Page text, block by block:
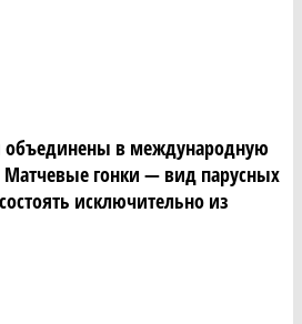
объединены в международную
Матчевые гонки — вид парусных
исключительно из